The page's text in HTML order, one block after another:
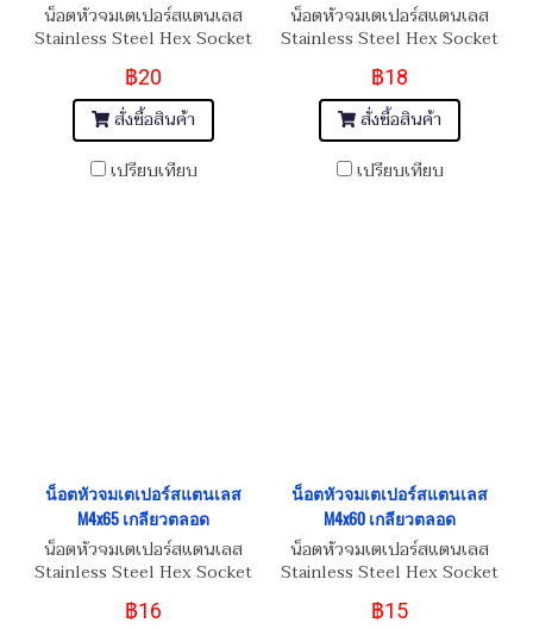
น็อตหัวจมเตเปอร์สแตนเลส
Stainless Steel Hex Socket
฿20
สั่งซื้อสินค้า
เปรียบเทียบ
น็อตหัวจมเตเปอร์สแตนเลส
Stainless Steel Hex Socket
฿18
สั่งซื้อสินค้า
เปรียบเทียบ
น็อตหัวจมเตเปอร์สแตนเลส
M4x65 เกลียวตลอด
น็อตหัวจมเตเปอร์สแตนเลส
Stainless Steel Hex Socket
Taper Head Screw M4x65
฿16
น็อตหัวจมเตเปอร์สแตนเลส
M4x60 เกลียวตลอด
น็อตหัวจมเตเปอร์สแตนเลส
Stainless Steel Hex Socket
Taper Head Screw M4x60
฿15